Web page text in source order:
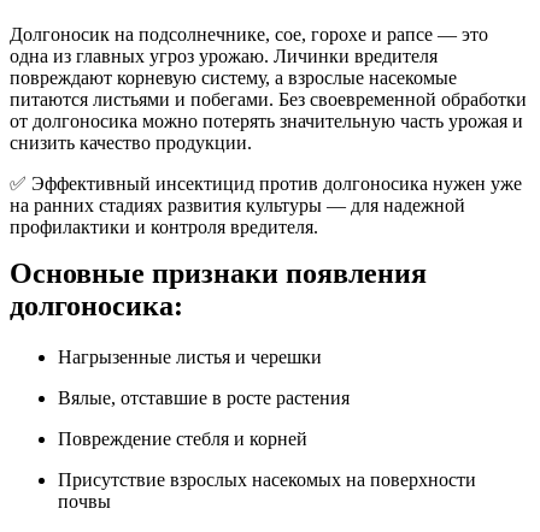
Долгоносик на подсолнечнике, сое, горохе и рапсе — это
одна из главных угроз урожаю. Личинки вредителя
повреждают корневую систему, а взрослые насекомые
питаются листьями и побегами. Без своевременной обработки
от долгоносика можно потерять значительную часть урожая и
снизить качество продукции.
✅ Эффективный инсектицид против долгоносика нужен уже
на ранних стадиях развития культуры — для надежной
профилактики и контроля вредителя.
Основные признаки появления
долгоносика:
Нагрызенные листья и черешки
Вялые, отставшие в росте растения
Повреждение стебля и корней
Присутствие взрослых насекомых на поверхности
почвы